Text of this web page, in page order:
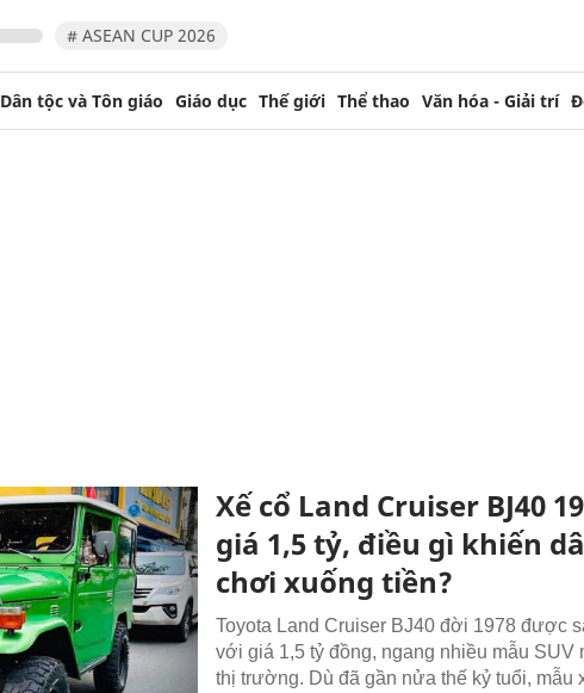
# ASEAN CUP 2026
Dân tộc và Tôn giáo Giáo dục Thế giới Thể thao Văn hóa - Giải trí
Xế cổ Land Cruiser BJ40
giá 1,5 tỷ, điều gì khiến
chơi xuống tiền?
Toyota Land Cruiser BJ40 đời 1978 được
với giá 1,5 tỷ đồng, ngang nhiều mẫu SUV
thị trường. Dù đã gần nửa thế kỷ tuổi, mẫu